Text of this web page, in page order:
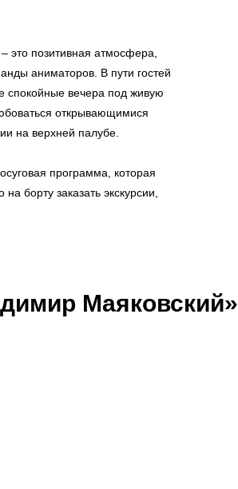
это позитивная атмосфера,
аниматоров. В пути гостей
спокойные вечера под живую
открывающимися
на верхней палубе.
программа, которая
борту заказать экскурсии,
Маяковский»